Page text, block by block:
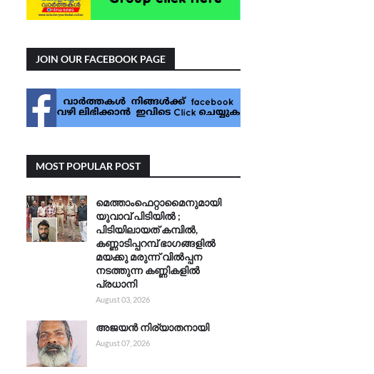
JOIN OUR FACEBOOK PAGE
MOST POPULAR POST
മെത്താംഫെറ്റാമൈനുമായി
യുവാവ് പിടിയിൽ ;
പിടിയിലായത് കമ്പിൽ,
കണ്ണാടിപ്പറമ്പ് ഭാഗങ്ങളിൽ
മയക്കു മരുന്ന് വിൽപ്പന
നടത്തുന്ന കണ്ണികളിൽ
പ്രധാനി
August 03, 2026
അജയൻ നിര്യാതനായി
August 07, 2026